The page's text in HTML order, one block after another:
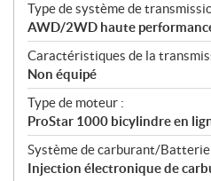
Type de système de
AWD/2WD haute
Caractéristiques de la
Non équipé
Type de moteur :
ProStar 1000 bicylindre en
Système de carburant/Batterie
Injection électronique de